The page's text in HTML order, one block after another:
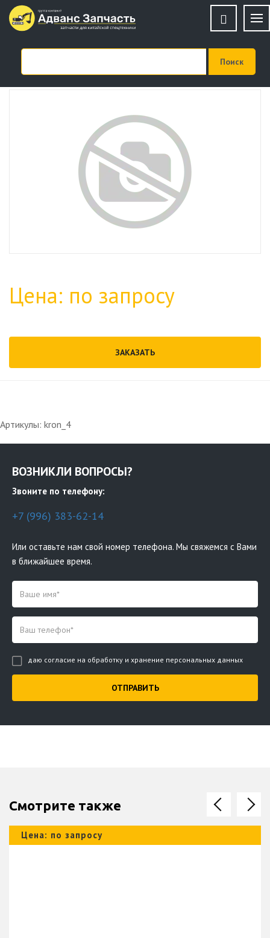
Кронштейн ШАНСИ kron_4
Цена: по запросу
ЗАКАЗАТЬ
Артикулы: kron_4
ВОЗНИКЛИ ВОПРОСЫ?
Звоните по телефону:
+7 (996) 383-62-14
Или оставьте нам свой номер телефона. Мы свяжемся с Вами
в ближайшее время.
даю согласие на обработку и хранение персональных данных
Смотрите также
Цена: по запросу